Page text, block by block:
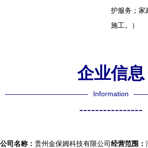
护服务；家
施工。）
企业信息
Information
----------------
公司名称： 贵州金保姆科技有限公司经营范围：